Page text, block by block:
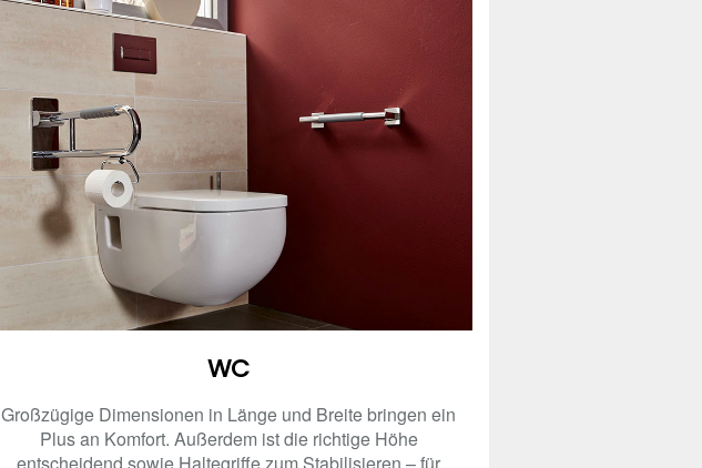
WC
Großzügige Dimensionen in Länge und Breite bringen ein
Plus an Komfort. Außerdem ist die richtige Höhe
entscheidend sowie Haltegriffe zum Stabilisieren – für